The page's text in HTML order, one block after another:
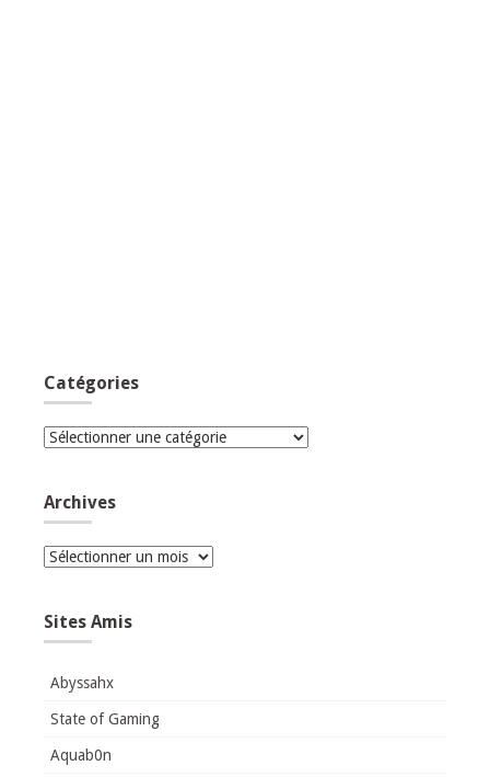
Catégories
Catégories
Archives
Archives
Sites Amis
Abyssahx
State of Gaming
Aquab0n